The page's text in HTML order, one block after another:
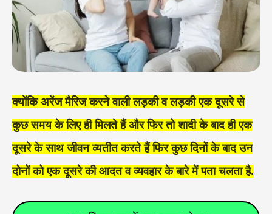
क्योंकि अरेंज मैरिज करने वाली लड़की व लड़की एक दूसरे से
कुछ समय के लिए ही मिलते हैं और फिर तो शादी के बाद ही एक
दूसरे के साथ जीवन व्यतीत करते हैं फिर कुछ दिनों के बाद उन
दोनों को एक दूसरे की आदत व व्यवहार के बारे में पता चलता है.